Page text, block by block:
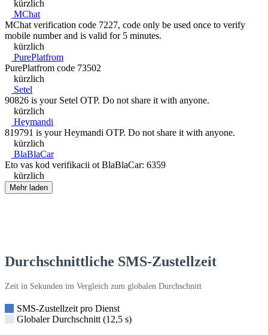
kürzlich
MChat
MChat verification code 7227, code only be used once to verify
mobile number and is valid for 5 minutes.
kürzlich
PurePlatfrom
PurePlatfrom code 73502
kürzlich
Setel
90826 is your Setel OTP. Do not share it with anyone.
kürzlich
Heymandi
819791 is your Heymandi OTP. Do not share it with anyone.
kürzlich
BlaBlaCar
Eto vas kod verifikacii ot BlaBlaCar: 6359
kürzlich
Mehr laden
Durchschnittliche SMS-Zustellzeit
Zeit in Sekunden im Vergleich zum globalen Durchschnitt
SMS-Zustellzeit pro Dienst
Globaler Durchschnitt (12,5 s)